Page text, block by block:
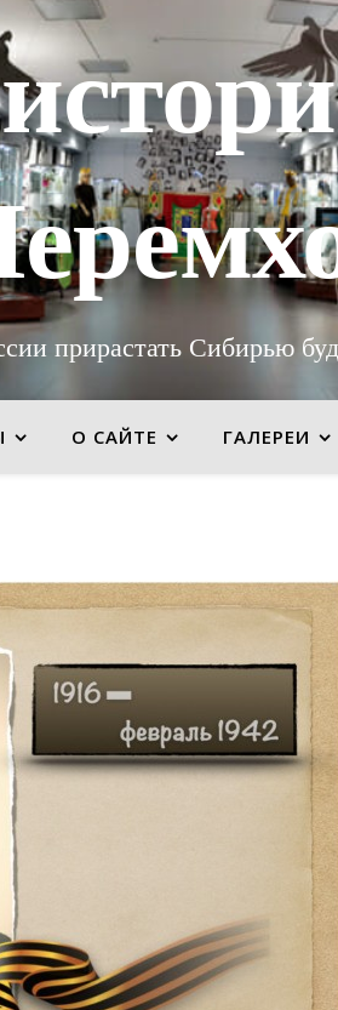
прирастать Сибирью
О САЙТЕ ГАЛЕРЕИ